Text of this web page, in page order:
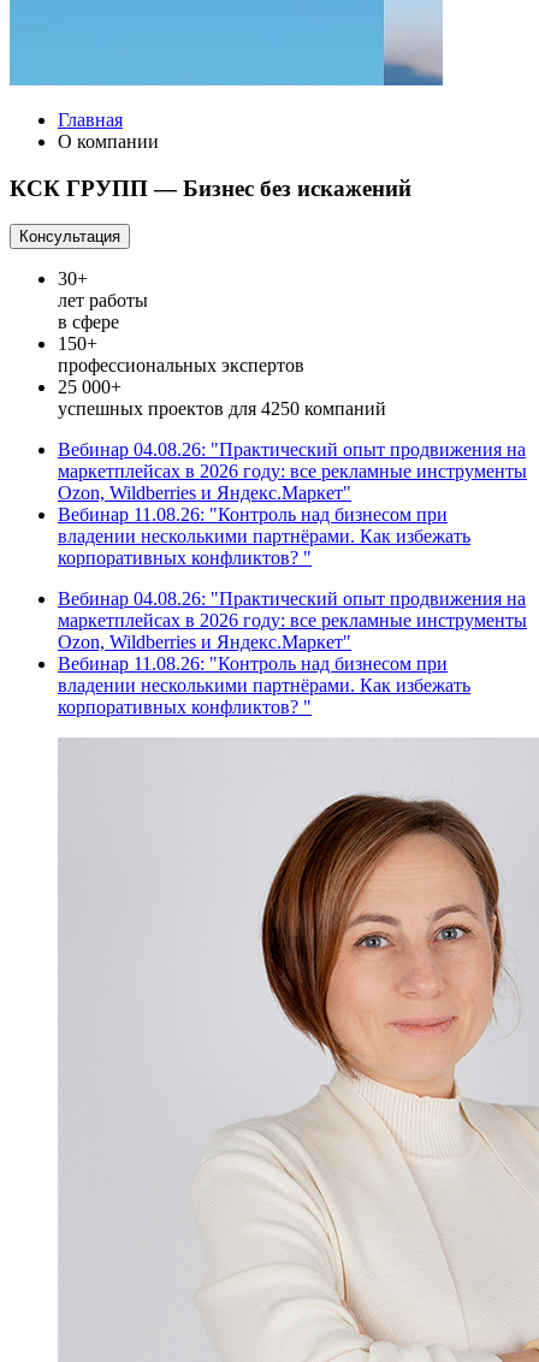
Главная
О компании
КСК ГРУПП — Бизнес без искажений
Консультация
30+
лет работы
в сфере
150+
профессиональных экспертов
25 000+
успешных проектов для 4250 компаний
Вебинар 04.08.26: "Практический опыт продвижения на
маркетплейсах в 2026 году: все рекламные инструменты
Ozon, Wildberries и Яндекс.Маркет"
Вебинар 11.08.26: "Контроль над бизнесом при
владении несколькими партнёрами. Как избежать
корпоративных конфликтов? "
Вебинар 04.08.26: "Практический опыт продвижения на
маркетплейсах в 2026 году: все рекламные инструменты
Ozon, Wildberries и Яндекс.Маркет"
Вебинар 11.08.26: "Контроль над бизнесом при
владении несколькими партнёрами. Как избежать
корпоративных конфликтов? "